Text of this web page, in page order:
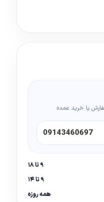
یا خرید عمده
09143460697
۹ تا ۱۸
۹ تا ۱۴
همه روزه